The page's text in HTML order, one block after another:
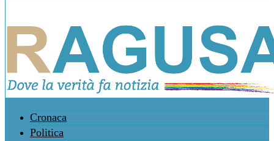
Cronaca
Politica